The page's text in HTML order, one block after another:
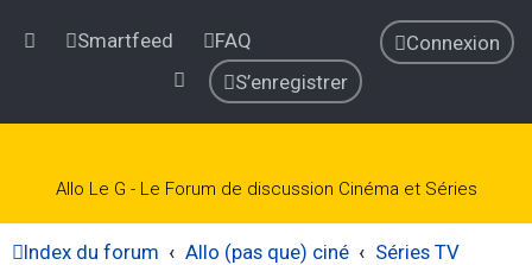
Smartfeed FAQ
Connexion
S’enregistrer
Allo Le G - Le Forum de discussion Cinéma et Séries
Index du forum Allo (pas que) ciné Séries TV